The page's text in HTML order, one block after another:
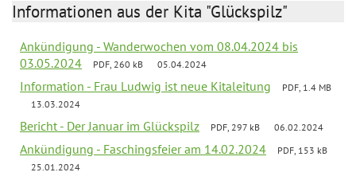
Informationen aus der Kita "Glückspilz"
Ankündigung - Wanderwochen vom 08.04.2024 bis
03.05.2024
PDF, 260 kB 05.04.2024
Information - Frau Ludwig ist neue Kitaleitung
PDF, 1.4 MB
13.03.2024
Bericht - Der Januar im Glückspilz PDF, 297 kB 06.02.2024
Ankündigung - Faschingsfeier am 14.02.2024
PDF, 153 kB
25.01.2024